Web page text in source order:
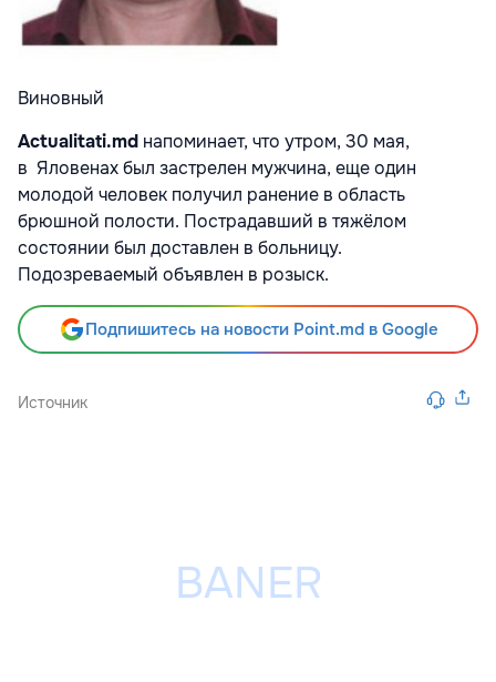
Виновный
Actualitati.md напоминает, что утром, 30 мая,
в Яловенах был застрелен мужчина, еще один
молодой человек получил ранение в область
брюшной полости. Пострадавший в тяжёлом
состоянии был доставлен в больницу.
Подозреваемый объявлен в розыск.
Подпишитесь на новости Point.md в Google
Источник